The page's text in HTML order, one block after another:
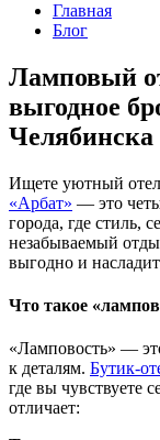
Главная
Блог
Ламповый
выгодное
Челябинска
Ищете уютный
«Арбат» — это
города, где стиль,
незабываемый
выгодно и
Что такое
«Ламповость» —
к деталям. Бутик-
где вы чувствуете
отличает: